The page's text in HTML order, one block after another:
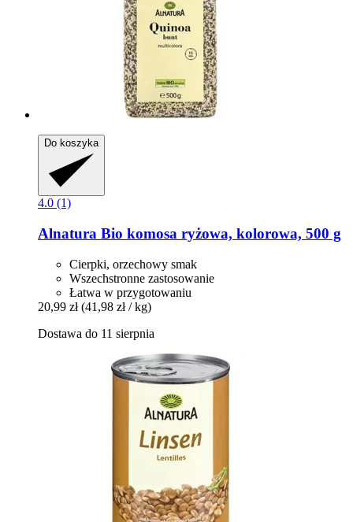
Do koszyka
4.0 (1)
Alnatura Bio komosa ryżowa, kolorowa, 500 g
Cierpki, orzechowy smak
Wszechstronne zastosowanie
Łatwa w przygotowaniu
20,99 zł (41,98 zł / kg)
Dostawa do 11 sierpnia